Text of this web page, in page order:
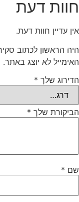
חוות דעת
אין עדיין חוות דעת.
היה הראשון לכתוב
האימייל לא יוצג באתר.
הדירוג שלך *
הביקורת שלך *
שם *